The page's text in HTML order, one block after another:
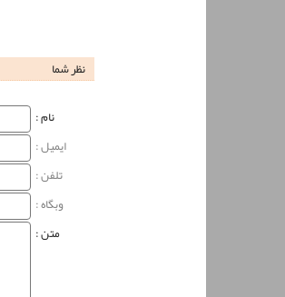
نظر شما
نام‌ :
ایمیل :
تلفن :
وبگاه‌ :
متن :